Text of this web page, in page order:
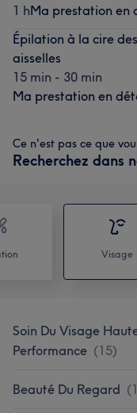
1 hMa prestation en
Épilation à la cire
aisselles
15 min - 30 min
Ma prestation en
Ce n'est pas ce que
Recherchez dans
Visage
Soin Du Visage
Performance (15)
Beauté Du Regard (